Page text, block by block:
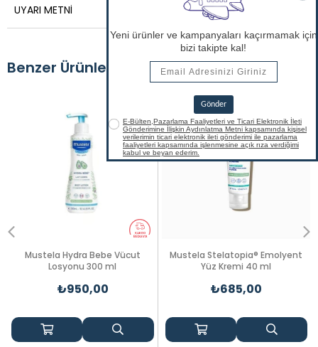
UYARI METNI
Benzer Ürünler
Mustela Hydra Bebe Vücut
Losyonu 300 ml
₺950,00
Mustela Stelatopia® Emolyent
Yüz Kremi 40 ml
₺685,00